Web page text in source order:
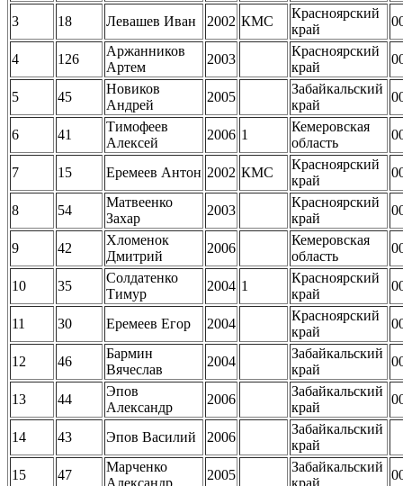
3 18 Левашев Иван 2002 КМС
Красноярский
край
4 126
Аржанников
Артем
2003
Красноярский
край
5 45
Новиков
Андрей
2005
Забайкальский
край
6 41
Тимофеев
Алексей
2006 1
Кемеровская
область
7 15 Еремеев Антон 2002 КМС
Красноярский
край
8 54
Матвеенко
Захар
2003
Красноярский
край
9 42
Хломенок
Дмитрий
2006
Кемеровская
область
10 35
Солдатенко
Тимур
2004 1
Красноярский
край
11 30 Еремеев Егор 2004
Красноярский
край
12 46
Бармин
Вячеслав
2004
Забайкальский
край
13 44
Эпов
Александр
2006
Забайкальский
край
14 43 Эпов Василий 2006
Забайкальский
край
15
47
Марченко
Александр
2005
Забайкальский
край